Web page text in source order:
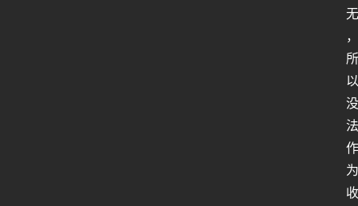
无
，
所
以
没
法
作
为
收